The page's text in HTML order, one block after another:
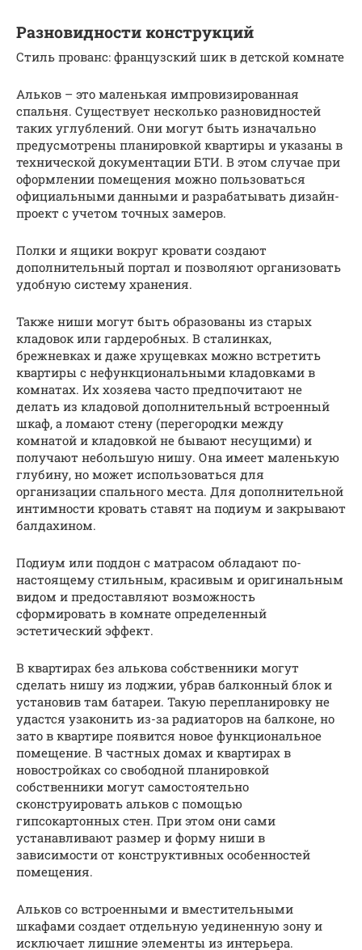
Разновидности конструкций
Стиль прованс: французский шик в детской комнате
Альков – это маленькая импровизированная
спальня. Существует несколько разновидностей
таких углублений. Они могут быть изначально
предусмотрены планировкой квартиры и указаны в
технической документации БТИ. В этом случае при
оформлении помещения можно пользоваться
официальными данными и разрабатывать дизайн-
проект с учетом точных замеров.
Полки и ящики вокруг кровати создают
дополнительный портал и позволяют организовать
удобную систему хранения.
Также ниши могут быть образованы из старых
кладовок или гардеробных. В сталинках,
брежневках и даже хрущевках можно встретить
квартиры с нефункциональными кладовками в
комнатах. Их хозяева часто предпочитают не
делать из кладовой дополнительный встроенный
шкаф, а ломают стену (перегородки между
комнатой и кладовкой не бывают несущими) и
получают небольшую нишу. Она имеет маленькую
глубину, но может использоваться для
организации спального места. Для дополнительной
интимности кровать ставят на подиум и закрывают
балдахином.
Подиум или поддон с матрасом обладают по-
настоящему стильным, красивым и оригинальным
видом и предоставляют возможность
сформировать в комнате определенный
эстетический эффект.
В квартирах без алькова собственники могут
сделать нишу из лоджии, убрав балконный блок и
установив там батареи. Такую перепланировку не
удастся узаконить из-за радиаторов на балконе, но
зато в квартире появится новое функциональное
помещение. В частных домах и квартирах в
новостройках со свободной планировкой
собственники могут самостоятельно
сконструировать альков с помощью
гипсокартонных стен. При этом они сами
устанавливают размер и форму ниши в
зависимости от конструктивных особенностей
помещения.
Альков со встроенными и вместительными
шкафами создает отдельную уединенную зону и
исключает лишние элементы из интерьера.